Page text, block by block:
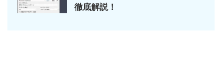
徹底解説！